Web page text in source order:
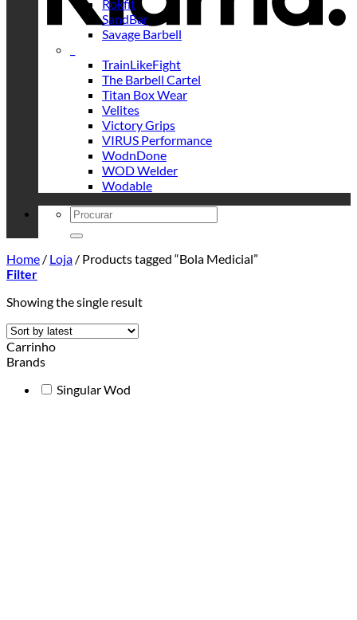
Rokfit
SandBar
Savage Barbell
TrainLikeFight
The Barbell Cartel
Titan Box Wear
Velites
Victory Grips
VIRUS Performance
WodnDone
WOD Welder
Wodable
Search
for:
Home / Loja / Products tagged “Bola Medicial”
Filter
Showing the single result
Carrinho
Brands
Singular Wod